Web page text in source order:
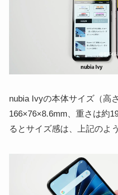
nubia Ivyの本体サイズ（高
166×76×8.6mm、重さは約
るとサイズ感は、上記のよ